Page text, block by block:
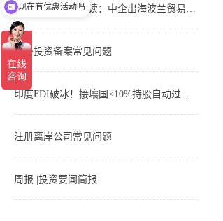
避坑指南+机遇解读：中企出海波兰贸易全攻略
境外投资备案常见问题
印度FDI破冰！接壤国≤10%持股自动过审，跨境投资终于不用苦等审批
注册离岸公司常见问题
周报 |投资要闻简报
现在有优惠活动吗